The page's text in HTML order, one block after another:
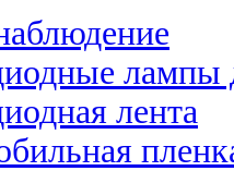
лампы
лента